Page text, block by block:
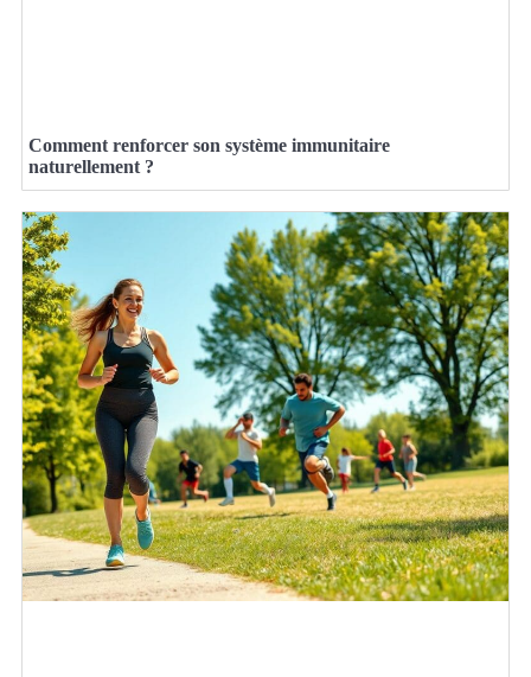
Comment renforcer son système immunitaire
naturellement ?